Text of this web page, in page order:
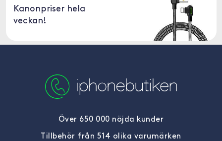
Kanonpriser hela
veckan!
Över 650 000 nöjda kunder
Tillbehör från 514 olika varumärken